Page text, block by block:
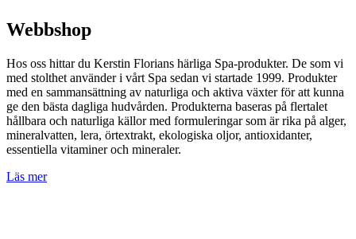
Webbshop
Hos oss hittar du Kerstin Florians härliga Spa-produkter. De som vi
med stolthet använder i vårt Spa sedan vi startade 1999. Produkter
med en sammansättning av naturliga och aktiva växter för att kunna
ge den bästa dagliga hudvården. Produkterna baseras på flertalet
hållbara och naturliga källor med formuleringar som är rika på alger,
mineralvatten, lera, örtextrakt, ekologiska oljor, antioxidanter,
essentiella vitaminer och mineraler.
Läs mer